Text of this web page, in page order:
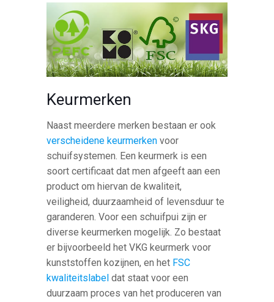
Keurmerken
Naast meerdere merken bestaan er ook
verscheidene keurmerken voor
schuifsystemen. Een keurmerk is een
soort certificaat dat men afgeeft aan een
product om hiervan de kwaliteit,
veiligheid, duurzaamheid of levensduur te
garanderen. Voor een schuifpui zijn er
diverse keurmerken mogelijk. Zo bestaat
er bijvoorbeeld het VKG keurmerk voor
kunststoffen kozijnen, en het FSC
kwaliteitslabel dat staat voor een
duurzaam proces van het produceren van